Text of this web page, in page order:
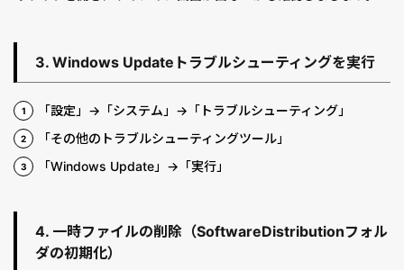
3. Windows Updateトラブルシューティングを実行
「設定」→「システム」→「トラブルシューティング」
「その他のトラブルシューティングツール」
「Windows Update」→「実行」
4. 一時ファイルの削除（SoftwareDistributionフォル
ダの初期化）